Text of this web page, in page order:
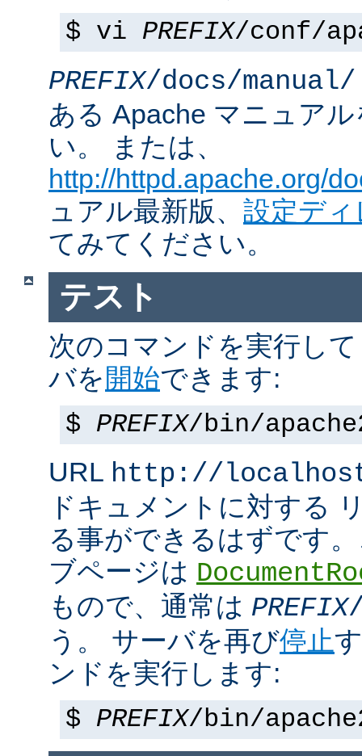
$ vi PREFIX/conf/
PREFIX/docs/manual/
ある Apache マニュア
い。 または、
http://httpd.apache.org/
ュアル最新版、 設定デ
てみてください。
テスト
次のコマンドを実行し
バを 開始できます:
$ PREFIX/bin/
URL http://
ドキュメントに対する
る事ができるはずです
ブページは
もので、通常は PREFIX
う。 サーバを再び停止
ンドを実行します:
$ PREFIX/bin/